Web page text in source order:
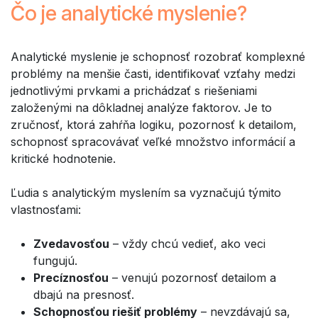
Čo je analytické myslenie?
Analytické myslenie je schopnosť rozobrať komplexné
problémy na menšie časti, identifikovať vzťahy medzi
jednotlivými prvkami a prichádzať s riešeniami
založenými na dôkladnej analýze faktorov. Je to
zručnosť, ktorá zahŕňa logiku, pozornosť k detailom,
schopnosť spracovávať veľké množstvo informácií a
kritické hodnotenie.
Ľudia s analytickým myslením sa vyznačujú týmito
vlastnosťami:
Zvedavosťou – vždy chcú vedieť, ako veci
fungujú.
Precíznosťou – venujú pozornosť detailom a
dbajú na presnosť.
Schopnosťou riešiť problémy – nevzdávajú sa,